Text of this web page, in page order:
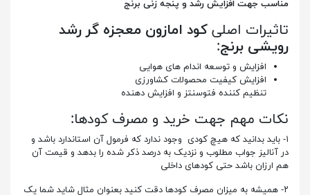
مناسب جهت افزایش رشد و پنجه زنی برنج
تاثیرات اصلی کود امازون معجزه گر رشد
رویشی برنج:
افزایش و توسعه اندام های هوایی
افزایش کیفیت محصولات کشاورزی
تنظیم کننده فتوسنتز و افزایش دهنده
نکات مهم جهت خرید و مصرف کودها:
۱- باید بدانید که هیچ کودی وجود ندارد که فرمول آن استاندارد باشد و
در آنالیز جواب مطلوب و نزدیک به درصد ذکر شده را بدهد و قیمت آن
هم ارزان باشد حتی کودهای داخلی
۲- همیشه به میزان مصرف کودها دقت کنید بعنوان مثال شاید شما یک